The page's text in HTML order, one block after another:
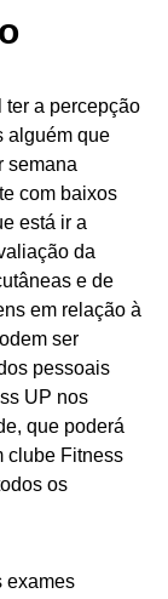
ter a percepção
alguém que
semana
com baixos
está ir a
da
e de
em relação à
ser
pessoais
UP nos
que poderá
clube Fitness
os
exames